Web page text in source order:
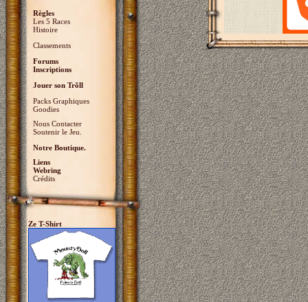
Règles
Les 5 Races
Histoire
Classements
Forums
Inscriptions
Jouer son Trõll
Packs Graphiques
Goodies
Nous Contacter
Soutenir le Jeu.
Notre Boutique.
Liens
Webring
Crédits
Ze T-Shirt